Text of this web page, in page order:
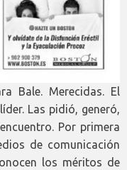
Bale. Merecidas. El
Las pidió, generó,
Por primera
de comunicación
los méritos de